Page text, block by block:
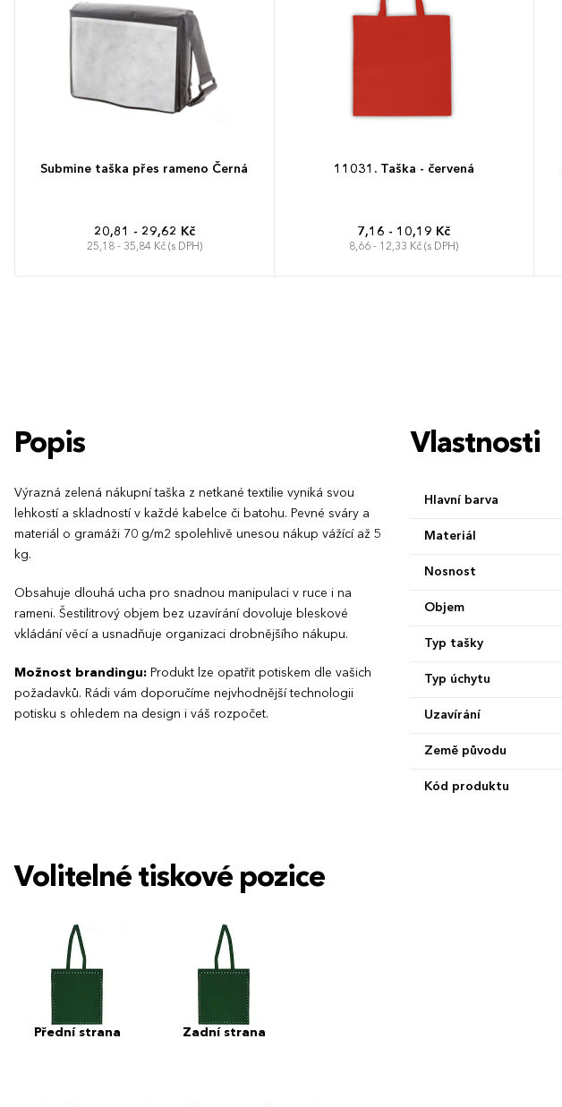
Submine taška přes rameno Černá
20,81 - 29,62 Kč
25,18 - 35,84 Kč (s DPH)
11031. Taška - červená
7,16 - 10,19 Kč
8,66 - 12,33 Kč (s DPH)
Popis
Výrazná zelená nákupní taška z netkané textilie vyniká svou
lehkostí a skladností v každé kabelce či batohu. Pevné sváry a
materiál o gramáži 70 g/m2 spolehlivě unesou nákup vážící až 5
kg.
Obsahuje dlouhá ucha pro snadnou manipulaci v ruce i na
rameni. Šestilitrový objem bez uzavírání dovoluje bleskové
vkládání věcí a usnadňuje organizaci drobnějšího nákupu.
Možnost brandingu: Produkt lze opatřit potiskem dle vašich
požadavků. Rádi vám doporučíme nejvhodnější technologii
potisku s ohledem na design i váš rozpočet.
Vlastnosti
Hlavní barva
Materiál
Nosnost
Objem
Typ tašky
Typ úchytu
Uzavírání
Země původu
Kód produktu
Volitelné tiskové pozice
Přední strana Zadní strana